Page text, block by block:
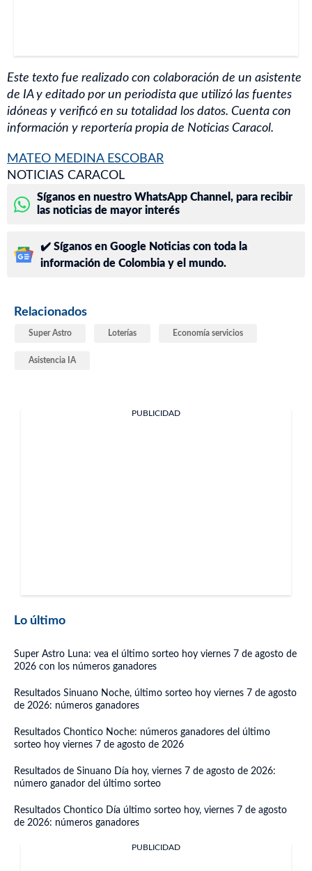
Este texto fue realizado con colaboración de un asistente
de IA y editado por un periodista que utilizó las fuentes
idóneas y verificó en su totalidad los datos. Cuenta con
información y reportería propia de Noticias Caracol.
MATEO MEDINA ESCOBAR
NOTICIAS CARACOL
Síganos en nuestro WhatsApp Channel, para recibir
las noticias de mayor interés
✔️ Síganos en Google Noticias con toda la
información de Colombia y el mundo.
Relacionados
Super Astro Loterías Economía servicios
Asistencia IA
PUBLICIDAD
Lo último
Super Astro Luna: vea el último sorteo hoy viernes 7 de agosto de
2026 con los números ganadores
Resultados Sinuano Noche, último sorteo hoy viernes 7 de agosto
de 2026: números ganadores
Resultados Chontico Noche: números ganadores del último
sorteo hoy viernes 7 de agosto de 2026
Resultados de Sinuano Día hoy, viernes 7 de agosto de 2026:
número ganador del último sorteo
Resultados Chontico Día último sorteo hoy, viernes 7 de agosto
de 2026: números ganadores
PUBLICIDAD